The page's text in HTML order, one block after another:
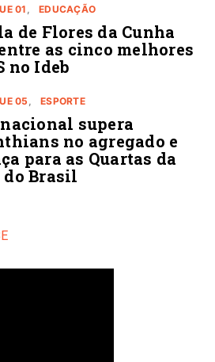
01 EDUCAÇÃO
de Flores da Cunha
as cinco melhores
no Ideb
05 ESPORTE
supera
no agregado e
para as Quartas da
do Brasil